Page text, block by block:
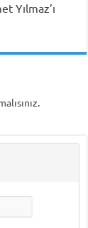
Yılmaz’ı
.